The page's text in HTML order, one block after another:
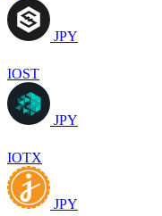
JPY
IOST
JPY
IOTX
JPY